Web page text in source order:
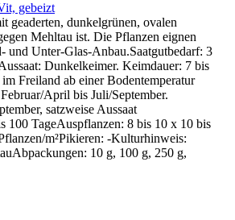
gebeizt
geaderten, dunkelgrünen, ovalen
Mehltau ist. Die Pflanzen eignen
und Unter-Glas-Anbau.Saatgutbedarf: 3
Dunkelkeimer. Keimdauer: 7 bis
Freiland ab einer Bodentemperatur
April bis Juli/September.
satzweise Aussaat
100 TageAuspflanzen: 8 bis 10 x 10 bis
m²Pikieren: -Kulturhinweis:
10 g, 100 g, 250 g,